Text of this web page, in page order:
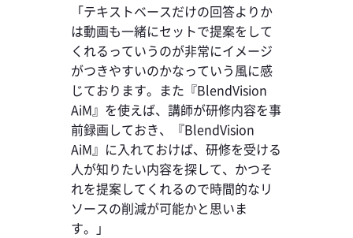
「テキストベースだけの回答よりか
は動画も一緒にセットで提案をして
くれるっていうのが非常にイメージ
がつきやすいのかなっていう風に感
じております。また『BlendVision
AiM』を使えば、講師が研修内容を事
前録画しておき、『BlendVision
AiM』に入れておけば、研修を受ける
人が知りたい内容を探して、かつそ
れを提案してくれるので時間的なリ
ソースの削減が可能かと思いま
す。」